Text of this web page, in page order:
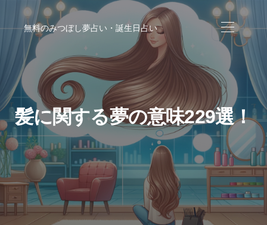
無料のみつぼし夢占い・誕生日占い
髪に関する夢の意味229選！